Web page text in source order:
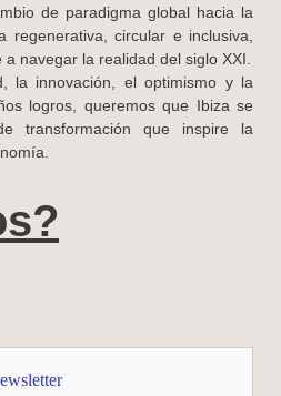
de paradigma global hacia la
regenerativa, circular e inclusiva,
navegar la realidad del siglo XXI.
la innovación, el optimismo y la
logros, queremos que Ibiza se
transformación que inspire la